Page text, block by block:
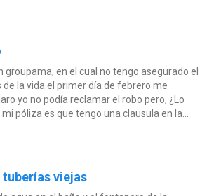
groupama, en el cual no tengo asegurado el
de la vida el primer día de febrero me
yo no podía reclamar el robo pero, ¿Lo
póliza es que tengo una clausula en la...
viejas